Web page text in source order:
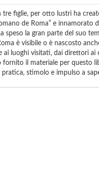
tre figlie, per otto lustri ha
de Roma” e innamorato
speso la gran parte del suo
è visibile o è nascosto
ai luoghi visitati, dai direttori ai
fornito il materiale per questo
stimolo e impulso a